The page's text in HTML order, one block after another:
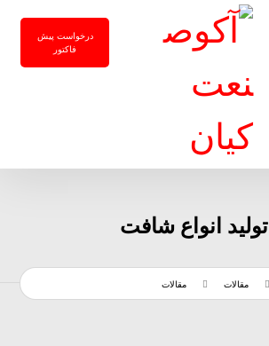
درخواست پیش
فاکتور
تولید انواع شافت
مقالات مقالات